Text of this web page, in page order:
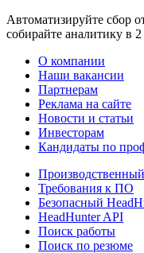
Автоматизируйте сбор
собирайте аналитику в
О компании
Наши вакансии
Партнерам
Реклама на сайте
Новости и статьи
Инвесторам
Кандидаты по
Требования к ПО
Безопасный
HeadHunter API
Поиск работы
Поиск по резюме